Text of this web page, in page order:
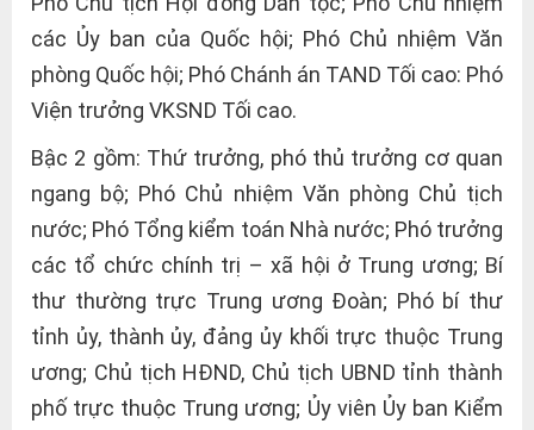
các Ủy ban của Quốc hội; Phó Chủ nhiệm Văn
phòng Quốc hội; Phó Chánh án TAND Tối cao: Phó
Viện trưởng VKSND Tối cao.
Bậc 2 gồm: Thứ trưởng, phó thủ trưởng cơ quan
ngang bộ; Phó Chủ nhiệm Văn phòng Chủ tịch
nước; Phó Tổng kiểm toán Nhà nước; Phó trưởng
các tổ chức chính trị – xã hội ở Trung ương; Bí
thư thường trực Trung ương Đoàn; Phó bí thư
tỉnh ủy, thành ủy, đảng ủy khối trực thuộc Trung
ương; Chủ tịch HĐND, Chủ tịch UBND tỉnh thành
phố trực thuộc Trung ương; Ủy viên Ủy ban Kiểm